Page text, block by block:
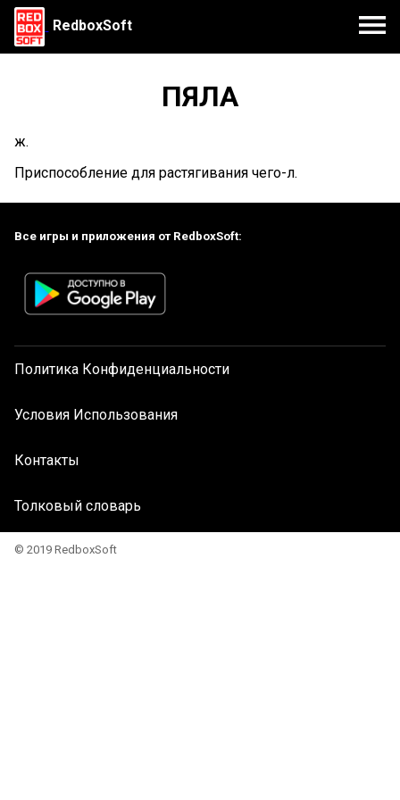
RedboxSoft
ПЯЛА
ж.
Приспособление для растягивания чего-л.
Все игры и приложения от RedboxSoft:
Политика Конфиденциальности
Условия Использования
Контакты
Толковый словарь
© 2019 RedboxSoft